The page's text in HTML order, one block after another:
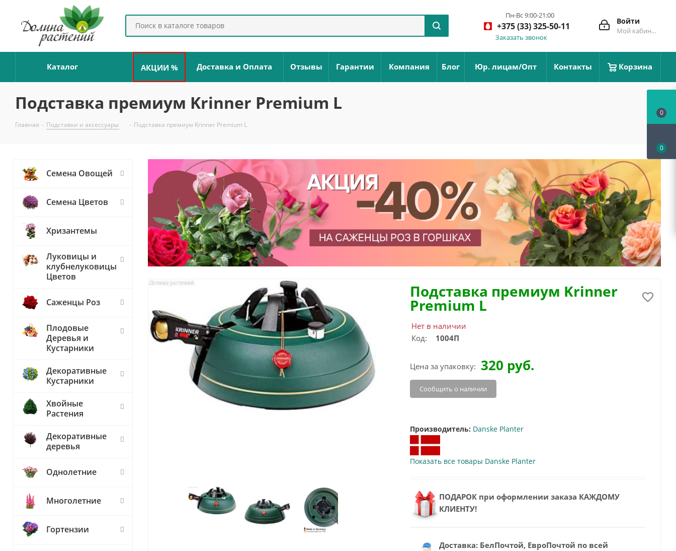
Войти
Мой кабинет
Пн-Вс 9:00-21:00
+375 (33) 325-50-11
Заказать звонок
Каталог АКЦИИ % Доставка и Оплата Отзывы Гарантии Компания Блог Юр. лицам/Опт Контакты Корзина
Подставка премиум Krinner Premium L
Главная - Подставки и аксессуары - Подставка премиум Krinner Premium L
Подставка премиум Krinner
Premium L
Нет в наличии
Код:
1004П
Цена за упаковку: 320 руб.
Сообщить о наличии
Производитель: Danske Planter
Показать все товары Danske Planter
ПОДАРОК при оформлении заказа КАЖДОМУ
КЛИЕНТУ!
Доставка: БелПочтой, ЕвроПочтой по всей
Семена Овощей
Семена Цветов
Хризантемы
Луковицы и
клубнелуковицы
Цветов
Саженцы Роз
Плодовые
Деревья и
Кустарники
Декоративные
Кустарники
Хвойные
Растения
Декоративные
деревья
Однолетние
Многолетние
Гортензии
0
0